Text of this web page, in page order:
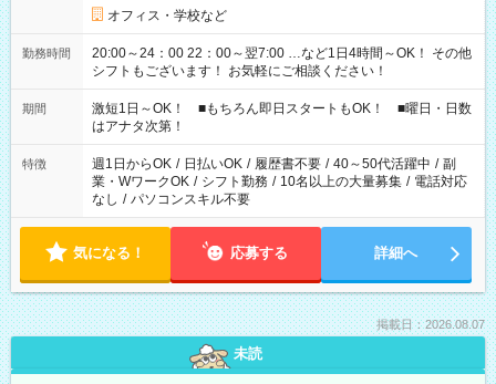
オフィス・学校など
勤務時間
20:00～24：00 22：00～翌7:00 …など1日4時間～OK！ その他
シフトもございます！ お気軽にご相談ください！
期間
激短1日～OK！ ■もちろん即日スタートもOK！ ■曜日・日数
はアナタ次第！
特徴 週1日からOK / 日払いOK / 履歴書不要 / 40～50代活躍中 / 副
業・WワークOK / シフト勤務 / 10名以上の大量募集 / 電話対応
なし / パソコンスキル不要
気になる！ 応募する 詳細へ
掲載日：2026.08.07
未読